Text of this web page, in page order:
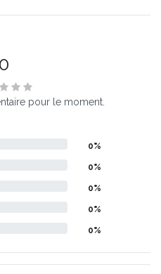
0
pour le moment.
0%
0%
0%
0%
0%